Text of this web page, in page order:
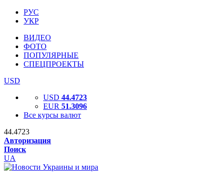
РУС
УКР
ВИДЕО
ФОТО
ПОПУЛЯРНЫЕ
СПЕЦПРОЕКТЫ
USD
USD 44.4723
EUR 51.3096
Все курсы валют
44.4723
Авторизация
Поиск
UA